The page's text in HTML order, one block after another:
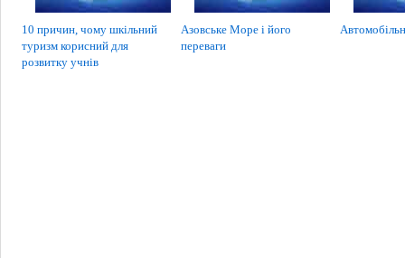
10 причин, чому шкільний
туризм корисний для
розвитку учнів
Азовське Море і його
переваги